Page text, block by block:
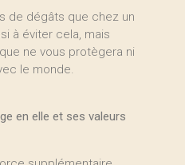
de dégâts que chez un
à éviter cela, mais
ne vous protègera ni
le monde.
en elle et ses valeurs